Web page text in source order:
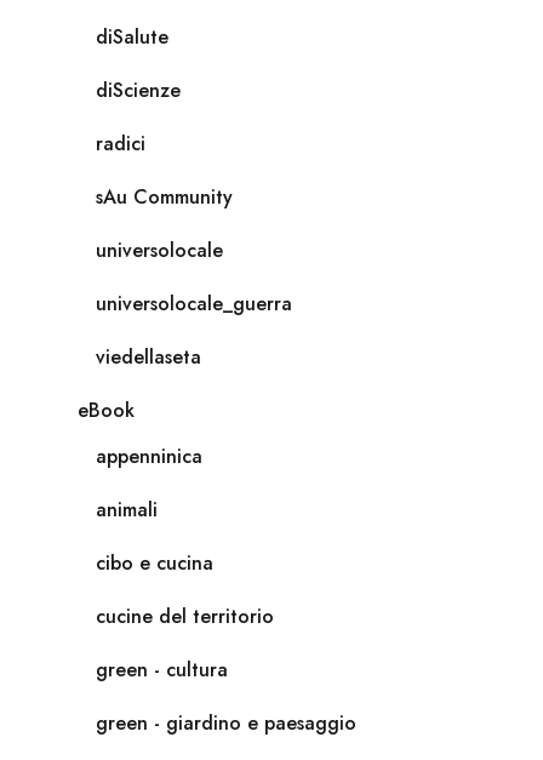
diSalute
diScienze
radici
sAu Community
universolocale
universolocale_guerra
viedellaseta
eBook
appenninica
animali
cibo e cucina
cucine del territorio
green - cultura
green - giardino e paesaggio